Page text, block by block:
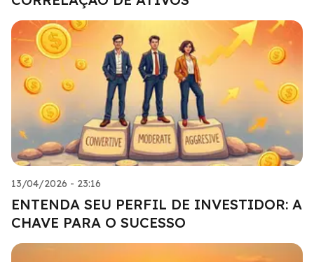
13/04/2026 - 23:16
ENTENDA SEU PERFIL DE INVESTIDOR: A
CHAVE PARA O SUCESSO